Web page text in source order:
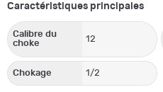
Caractéristiques principales
Calibre du
choke
12
Chokage 1/2